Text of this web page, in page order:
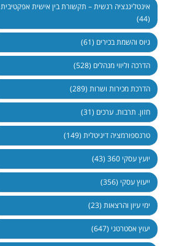
אינטליגנציה רגשית – תקשורת בין אישית אפקטיבית
(44)
גיוס והשמת בכירים (61)
הדרכה וליווי מנהלים (528)
הדרכת מכירות ושרות (289)
חזון. תרבות. ערכים (31)
טרנספורמציה דיגיטלית (149)
יועץ עסקי 360 (43)
ייעוץ עסקי (356)
ימי עיון והרצאות (23)
יעוץ אסטרטגי (647)